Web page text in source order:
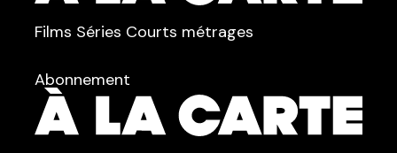
Films Séries Courts métrages
Abonnement